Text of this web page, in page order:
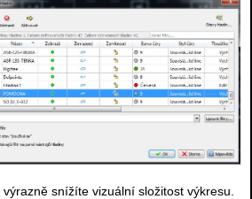
snížíte vizuální složitost výkresu.